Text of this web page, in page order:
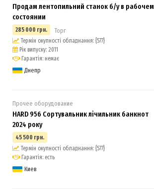
Продам лентопильний станок б/у в рабочем
состоянии
285 000 грн. Торг
Термін окупності обладнання: {577}
Рік випуску: 2011
Гарантія: немає
Днепр
Прочее оборудование
HARD 956 Сортувальник лічильник банкнот
2024 року
45 500 грн.
Термін окупності обладнання: {577}
Гарантія: есть
Киев